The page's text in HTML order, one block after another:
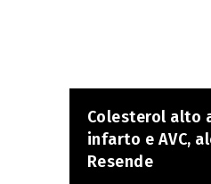
Colesterol alto
infarto e AVC,
Resende